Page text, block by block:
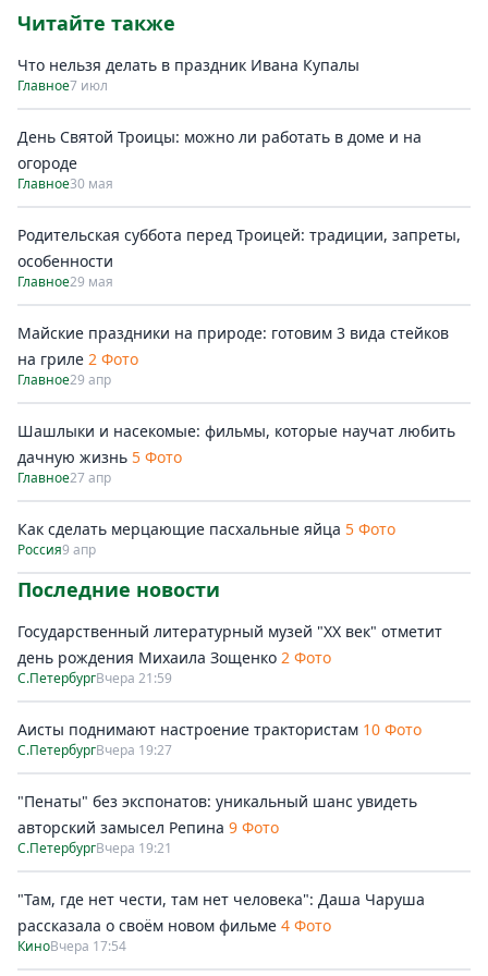
Читайте также
Что нельзя делать в праздник Ивана Купалы
Главное7 июл
День Святой Троицы: можно ли работать в доме и на
огороде
Главное30 мая
Родительская суббота перед Троицей: традиции, запреты,
особенности
Главное29 мая
Майские праздники на природе: готовим 3 вида стейков
на гриле 2 Фото
Главное29 апр
Шашлыки и насекомые: фильмы, которые научат любить
дачную жизнь 5 Фото
Главное27 апр
Как сделать мерцающие пасхальные яйца 5 Фото
Россия9 апр
Последние новости
Государственный литературный музей "ХХ век" отметит
день рождения Михаила Зощенко 2 Фото
С.ПетербургВчера 21:59
Аисты поднимают настроение трактористам 10 Фото
С.ПетербургВчера 19:27
"Пенаты" без экспонатов: уникальный шанс увидеть
авторский замысел Репина 9 Фото
С.ПетербургВчера 19:21
"Там, где нет чести, там нет человека": Даша Чаруша
рассказала о своём новом фильме 4 Фото
КиноВчера 17:54